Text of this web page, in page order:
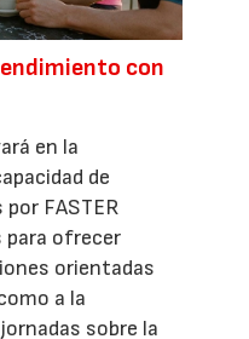
con
en la
de
FASTER
para ofrecer
orientadas
a la
sobre la